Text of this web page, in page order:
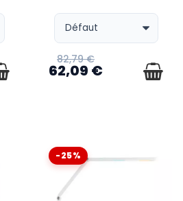
82,79 €
62,09 €
-25%